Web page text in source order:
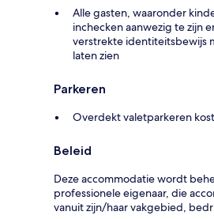
Alle gasten, waaronder
inchecken aanwezig te zijn
verstrekte identiteitsbewijs
laten zien
Parkeren
Overdekt valetparkeren
Beleid
Deze accommodatie wordt
professionele eigenaar, die
vanuit zijn/haar vakgebied,